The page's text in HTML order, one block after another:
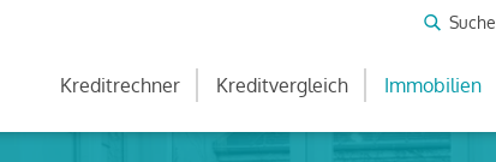
Suche
Kreditrechner Kreditvergleich Immobilien